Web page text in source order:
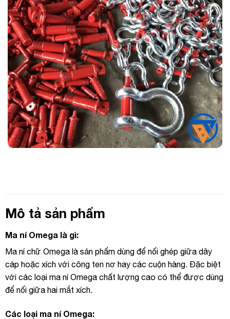
Mô tả sản phẩm
Ma ní Omega là gì:
Ma ní chữ Omega là sản phẩm dùng để nối ghép giữa dây
cáp hoặc xích với công ten nơ hay các cuộn hàng. Đặc biệt
với các loại ma ní Omega chất lượng cao có thể được dùng
để nối giữa hai mắt xích.
Các loại ma ní Omega: